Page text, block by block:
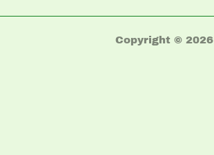
Copyright © 2026